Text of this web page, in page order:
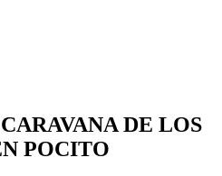
DE LOS
POCITO